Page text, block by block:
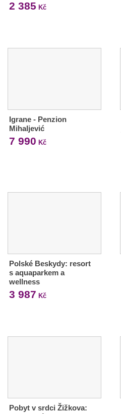
2 385 Kč
Igrane - Penzion
Mihaljević
7 990 Kč
Polské Beskydy: resort
s aquaparkem a
wellness
3 987 Kč
Pobyt v srdci Žižkova: